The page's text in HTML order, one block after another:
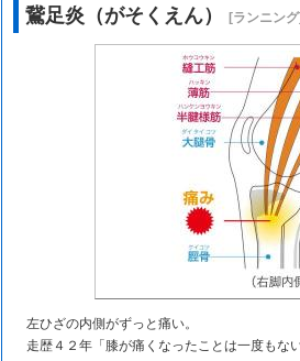
鵞足炎（がそくえん） [ランニング]
左ひざの内側がずっと痛い。
走歴４２年「膝が痛くなったことは一度もな